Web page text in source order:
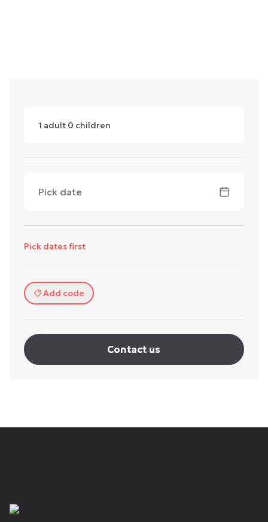
1 adult 0 children
Pick date
Pick dates first
Add code
Contact us